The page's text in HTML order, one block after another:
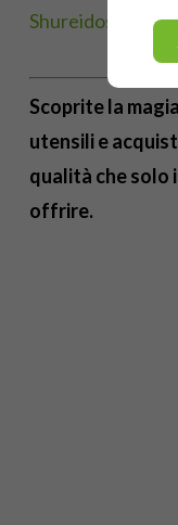
Shureidosezione
Scoprite la
utensili e
qualità che solo
offrire.